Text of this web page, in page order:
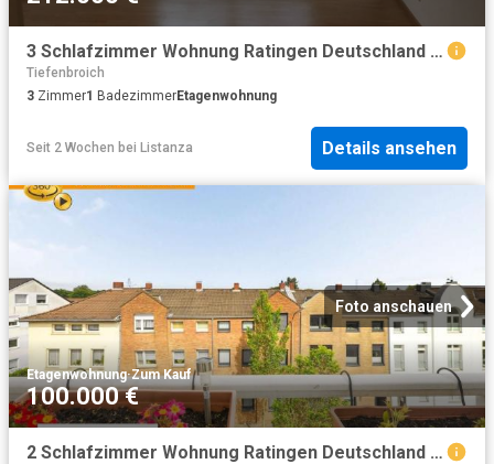
3 Schlafzimmer Wohnung Ratingen Deutschland 104370754
Tiefenbroich
3 Zimmer1 BadezimmerEtagenwohnung
Seit 2 Wochen bei Listanza Details ansehen
Foto anschauen
Etagenwohnung·Zum Kauf
100.000 €
2 Schlafzimmer Wohnung Ratingen Deutschland 102820331